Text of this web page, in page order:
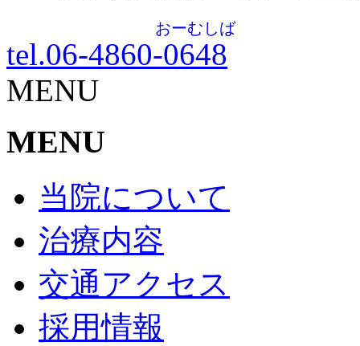
tel.06-4860-0648
おーむしば
MENU
MENU
当院について
治療内容
交通アクセス
採用情報